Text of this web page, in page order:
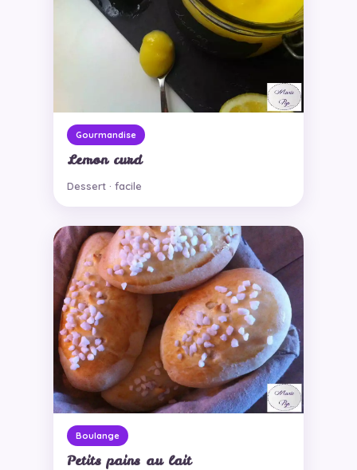
Gourmandise
Lemon curd
Dessert · facile
Boulange
Petits pains au lait